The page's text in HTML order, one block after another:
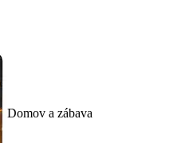
Domov a zábava